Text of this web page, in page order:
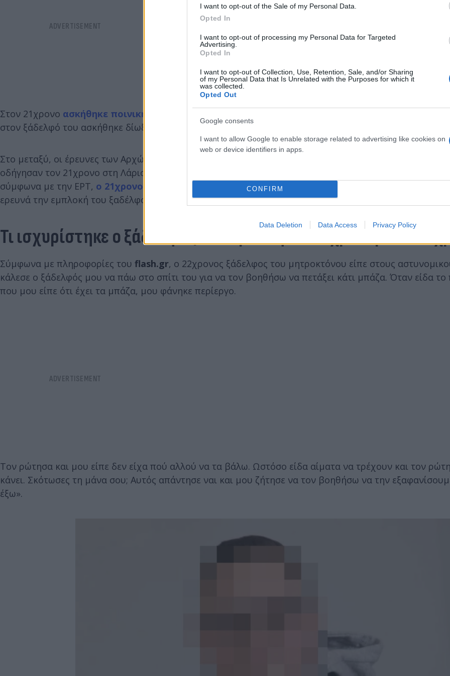
I want to opt-out of the Sale of my Personal Data.
Opted In
I want to opt-out of processing my Personal Data for Targeted
Advertising.
Opted In
I want to opt-out of Collection, Use, Retention, Sale, and/or Sharing
of my Personal Data that Is Unrelated with the Purposes for which it
was collected.
Opted Out
Google consents
I want to allow Google to enable storage related to advertising like cookies on
web or device identifiers in apps.
CONFIRM
Data Deletion Data Access Privacy Policy
Στον 21χρονο ασκήθηκε ποινική δίωξη για ανθρωποκτονία από πρόθεση
στον ξάδελφό του ασκήθηκε δίωξη για υπόθαλψη.
Στο μεταξύ, οι έρευνες των Αρχών βρίσκονται σε πλήρη εξέλιξη για να εξακριβωθούν οι ακριβείς
οδήγησαν τον 21χρονο στη Λάρισα να σκοτώσει την ίδια του τη μητέρα ύστερα από έναν έντονο καυγά.
σύμφωνα με την ΕΡΤ, ο 21χρονος ομολόγησε στους αστυνομικούς την αποτρόπαια πράξη του
ερευνά την εμπλοκή του ξαδέλφου του.
Τι ισχυρίστηκε ο ξάδελφος του δράστη - «Ψυχρό αίμα» ο
Σύμφωνα με πληροφορίες του flash.gr, ο 22χρονος ξάδελφος του μητροκτόνου είπε στους
κάλεσε ο ξάδελφός μου να πάω στο σπίτι του για να τον βοηθήσω να πετάξει κάτι μπάζα. Όταν είδα
που μου είπε ότι έχει τα μπάζα, μου φάνηκε περίεργο.
Τον ρώτησα και μου είπε δεν είχα πού αλλού να τα βάλω. Ωστόσο είδα αίματα να τρέχουν και τον
κάνει. Σκότωσες τη μάνα σου; Αυτός απάντησε ναι και μου ζήτησε να τον βοηθήσω να την
έξω».